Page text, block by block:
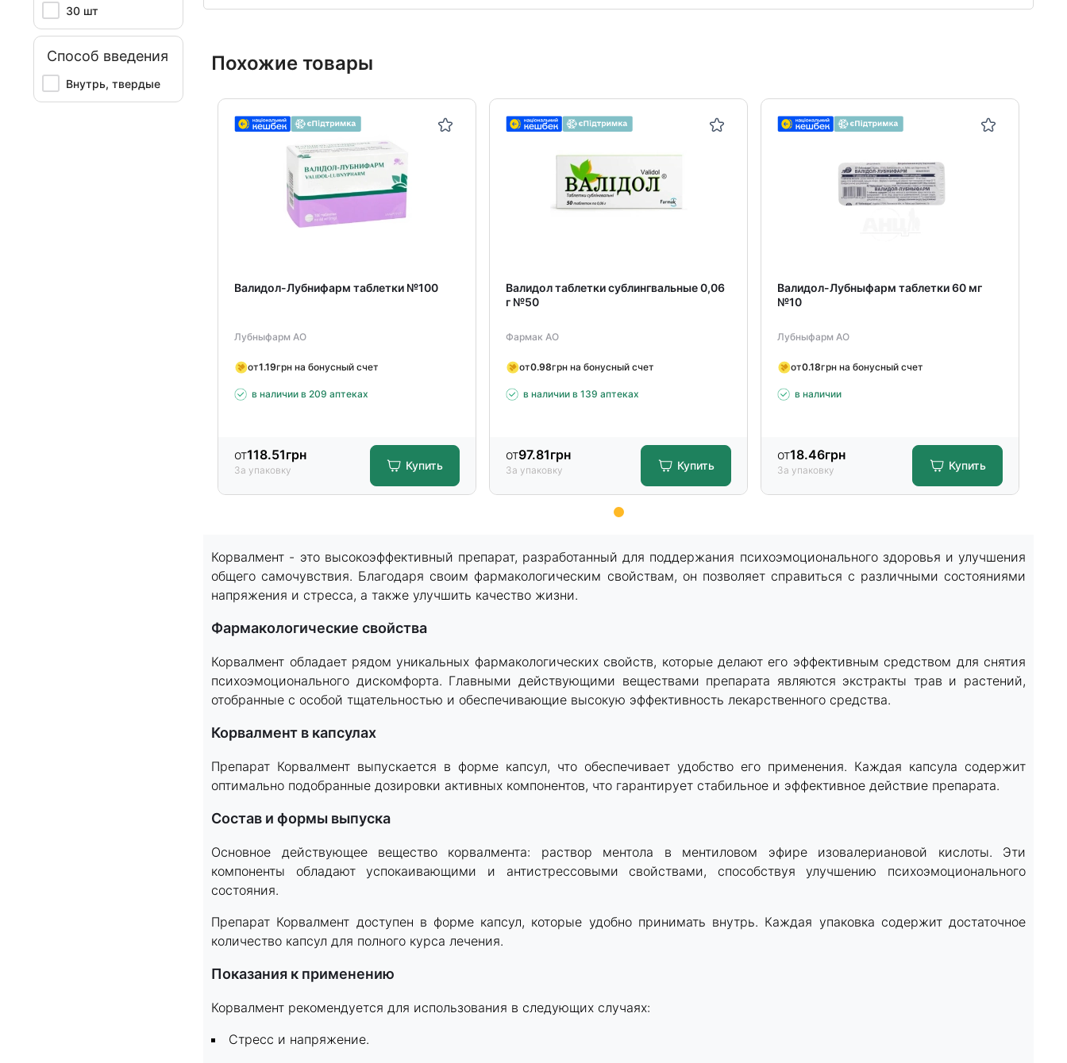
30 шт
Способ введения
Внутрь, твердые
Похожие товары
Валидол-Лубнифарм таблетки №100
Лубныфарм АО
от1.19грн на бонусный счет
в наличии в 209 аптеках
от118.51грн
За упаковку Купить
Валидол таблетки сублингвальные 0,06
г №50
Фармак АО
от0.98грн на бонусный счет
в наличии в 139 аптеках
от97.81грн
За упаковку Купить
Валидол-Лубныфарм таблетки 60 мг
№10
Лубныфарм АО
от0.18грн на бонусный счет
в наличии
от18.46грн
За упаковку Купить
of
11
Корвалмент - это высокоэффективный препарат, разработанный для поддержания психоэмоционального здоровья и улучшения
общего самочувствия. Благодаря своим фармакологическим свойствам, он позволяет справиться с различными состояниями
напряжения и стресса, а также улучшить качество жизни.
Фармакологические свойства
Корвалмент обладает рядом уникальных фармакологических свойств, которые делают его эффективным средством для снятия
психоэмоционального дискомфорта. Главными действующими веществами препарата являются экстракты трав и растений,
отобранные с особой тщательностью и обеспечивающие высокую эффективность лекарственного средства.
Корвалмент в капсулах
Препарат Корвалмент выпускается в форме капсул, что обеспечивает удобство его применения. Каждая капсула содержит
оптимально подобранные дозировки активных компонентов, что гарантирует стабильное и эффективное действие препарата.
Состав и формы выпуска
Основное действующее вещество корвалмента: раствор ментола в ментиловом эфире изовалериановой кислоты. Эти
компоненты обладают успокаивающими и антистрессовыми свойствами, способствуя улучшению психоэмоционального
состояния.
Препарат Корвалмент доступен в форме капсул, которые удобно принимать внутрь. Каждая упаковка содержит достаточное
количество капсул для полного курса лечения.
Показания к применению
Корвалмент рекомендуется для использования в следующих случаях:
Стресс и напряжение.